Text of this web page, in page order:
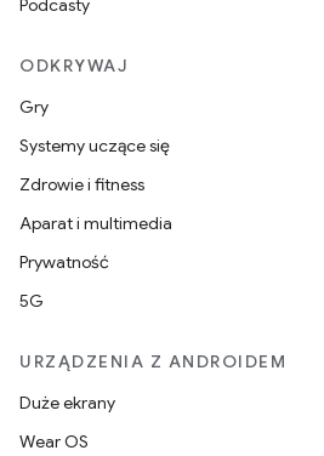
Podcasty
ODKRYWAJ
Gry
Systemy uczące się
Zdrowie i fitness
Aparat i multimedia
Prywatność
5G
URZĄDZENIA Z ANDROIDEM
Duże ekrany
Wear OS